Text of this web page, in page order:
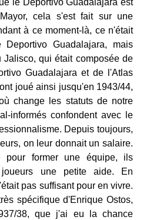
le Deportivo Guadalajara est
cela s'est fait sur une
à ce moment-là, ce n'était
Deportivo Guadalajara, mais
Jalisco, qui était composée de
Guadalajara et de l'Atlas
joué ainsi jusqu'en 1943/44,
change les statuts de notre
informés confondent avec le
Depuis toujours,
on leur donnait un salaire.
pour former une équipe, ils
une petite aide. En
pas suffisant pour en vivre.
spécifique d'Enrique Ostos,
38, que j'ai eu la chance